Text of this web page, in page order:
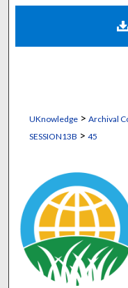
Digital
UKnowledge> Archival
SESSION13B > 45